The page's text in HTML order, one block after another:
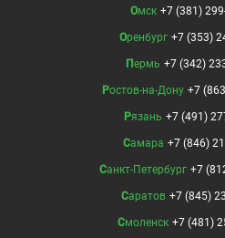
Омск +7 (381)
Оренбург +7 (353)
Пермь +7 (342)
Ростов-на-Дону +7
Рязань +7 (491)
Самара +7 (846)
Санкт-Петербург +7
Саратов +7 (845)
Смоленск +7 (481)